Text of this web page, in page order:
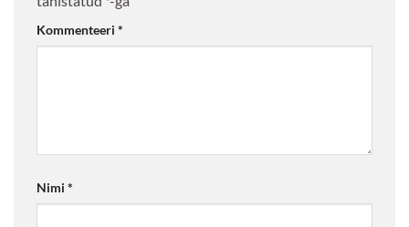
Kommenteeri *
Nimi *